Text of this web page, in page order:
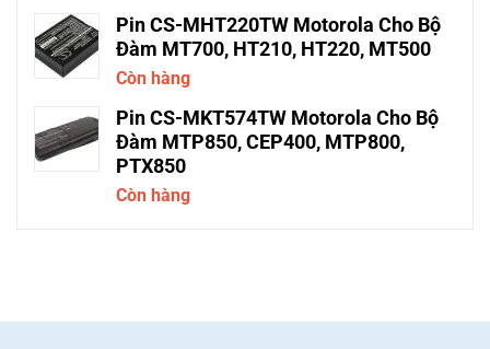
Pin CS-MHT220TW Motorola Cho Bộ
Đàm MT700, HT210, HT220, MT500
Còn hàng
Pin CS-MKT574TW Motorola Cho Bộ
Đàm MTP850, CEP400, MTP800,
PTX850
Còn hàng